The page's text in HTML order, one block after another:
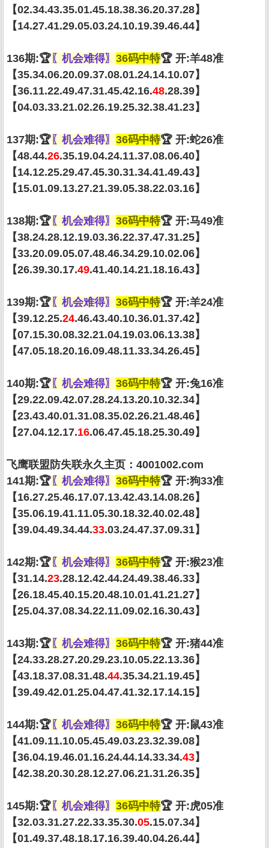
【02.34.43.35.01.45.18.38.36.20.37.28】
【14.27.41.29.05.03.24.10.19.39.46.44】
136期:🏆〖机会难得〗 36码中特🏆 开:羊48准
【35.34.06.20.09.37.08.01.24.14.10.07】
【36.11.22.49.47.31.45.42.16.48.28.39】
【04.03.33.21.02.26.19.25.32.38.41.23】
137期:🏆〖机会难得〗 36码中特🏆 开:蛇26准
【48.44.26.35.19.04.24.11.37.08.06.40】
【14.12.25.29.47.45.30.31.34.41.49.43】
【15.01.09.13.27.21.39.05.38.22.03.16】
138期:🏆〖机会难得〗 36码中特🏆 开:马49准
【38.24.28.12.19.03.36.22.37.47.31.25】
【33.20.09.05.07.48.46.34.29.10.02.06】
【26.39.30.17.49.41.40.14.21.18.16.43】
139期:🏆〖机会难得〗 36码中特🏆 开:羊24准
【39.12.25.24.46.43.40.10.36.01.37.42】
【07.15.30.08.32.21.04.19.03.06.13.38】
【47.05.18.20.16.09.48.11.33.34.26.45】
140期:🏆〖机会难得〗 36码中特🏆 开:兔16准
【29.22.09.42.07.28.24.13.20.10.32.34】
【23.43.40.01.31.08.35.02.26.21.48.46】
【27.04.12.17.16.06.47.45.18.25.30.49】
飞鹰联盟防失联永久主页：4001002.com
141期:🏆〖机会难得〗 36码中特🏆 开:狗33准
【16.27.25.46.17.07.13.42.43.14.08.26】
【35.06.19.41.11.05.30.18.32.40.02.48】
【39.04.49.34.44.33.03.24.47.37.09.31】
142期:🏆〖机会难得〗 36码中特🏆 开:猴23准
【31.14.23.28.12.42.44.24.49.38.46.33】
【26.18.45.40.15.20.48.10.01.41.21.27】
【25.04.37.08.34.22.11.09.02.16.30.43】
143期:🏆〖机会难得〗 36码中特🏆 开:猪44准
【24.33.28.27.20.29.23.10.05.22.13.36】
【43.18.37.08.31.48.44.35.34.21.19.45】
【39.49.42.01.25.04.47.41.32.17.14.15】
144期:🏆〖机会难得〗 36码中特🏆 开:鼠43准
【41.09.11.10.05.45.49.03.23.32.39.08】
【36.04.19.46.01.16.24.44.14.33.34.43】
【42.38.20.30.28.12.27.06.21.31.26.35】
145期:🏆〖机会难得〗 36码中特🏆 开:虎05准
【32.03.31.27.22.33.35.30.05.15.07.34】
【01.49.37.48.18.17.16.39.40.04.26.44】